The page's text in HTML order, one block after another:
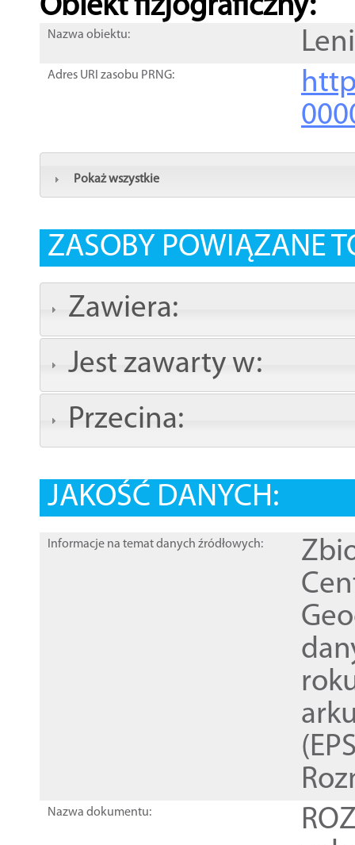
Obiekt fizjograficzny:
Nazwa obiektu:
Adres URI zasobu PRNG:
Pokaż wszystkie
ZASOBY POWIĄZANE
Zawiera:
Jest zawarty w:
Przecina:
JAKOŚĆ DANYCH:
Informacje na temat danych źródłowych:
Nazwa dokumentu: